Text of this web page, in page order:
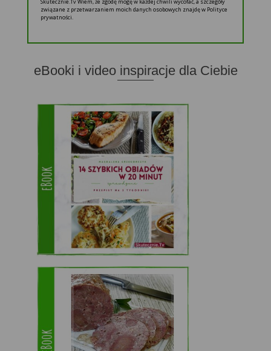
związane z przetwarzaniem moich danych osobowych znajdę w Polityce
prywatności.
eBooki i video inspiracje dla Ciebie